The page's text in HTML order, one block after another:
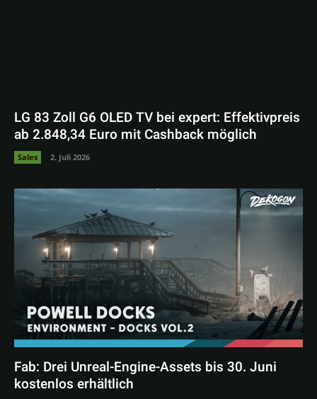
LG 83 Zoll G6 OLED TV bei expert: Effektivpreis
ab 2.848,34 Euro mit Cashback möglich
Sales 2. Juli 2026
Fab: Drei Unreal-Engine-Assets bis 30. Juni
kostenlos erhältlich